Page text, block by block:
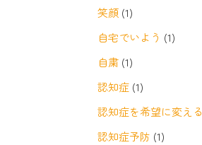
笑顔 (1)
自宅でいよう (1)
自粛 (1)
認知症 (1)
認知症を希望に変える
認知症予防 (1)